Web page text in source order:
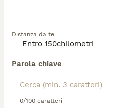
Distanza da te
Parola chiave
0/100 caratteri